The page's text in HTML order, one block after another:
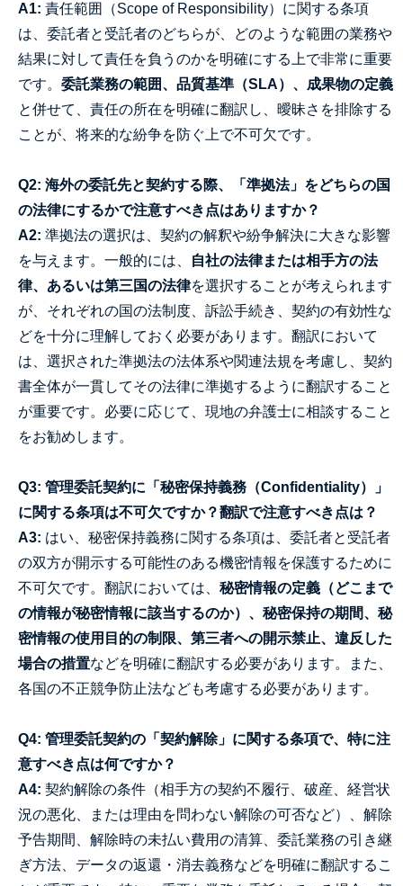
A1: 責任範囲（Scope of Responsibility）に関する条項
は、委託者と受託者のどちらが、どのような範囲の業務や
結果に対して責任を負うのかを明確にする上で非常に重要
です。 委託業務の範囲、品質基準（SLA）、成果物の定義
と併せて、責任の所在を明確に翻訳し、曖昧さを排除する
ことが、将来的な紛争を防ぐ上で不可欠です。
Q2: 海外の委託先と契約する際、「準拠法」をどちらの国
の法律にするかで注意すべき点はありますか？
A2: 準拠法の選択は、契約の解釈や紛争解決に大きな影響
を与えます。一般的には、
自社の法律または相手方の法
律、あるいは第三国の法律を選択することが考えられます
が、それぞれの国の法制度、訴訟手続き、契約の有効性な
どを十分に理解しておく必要があります。翻訳において
は、選択された準拠法の法体系や関連法規を考慮し、契約
書全体が一貫してその法律に準拠するように翻訳すること
が重要です。必要に応じて、現地の弁護士に相談すること
をお勧めします。
Q3: 管理委託契約に「秘密保持義務（Confidentiality）」
に関する条項は不可欠ですか？翻訳で注意すべき点は？
A3: はい、秘密保持義務に関する条項は、委託者と受託者
の双方が開示する可能性のある機密情報を保護するために
不可欠です。翻訳においては、 秘密情報の定義（どこまで
の情報が秘密情報に該当するのか）、秘密保持の期間、秘
密情報の使用目的の制限、第三者への開示禁止、違反した
場合の措置などを明確に翻訳する必要があります。また、
各国の不正競争防止法なども考慮する必要があります。
Q4: 管理委託契約の「契約解除」に関する条項で、特に注
意すべき点は何ですか？
A4: 契約解除の条件（相手方の契約不履行、破産、経営状
況の悪化、または理由を問わない解除の可否など）、解除
予告期間、解除時の未払い費用の清算、委託業務の引き継
ぎ方法、データの返還・消去義務などを明確に翻訳するこ